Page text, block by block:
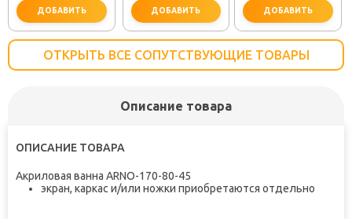
не забудьте купить
ДОБАВИТЬ
не забудьте купить
ДОБАВИТЬ ДОБАВИТЬ
ОТКРЫТЬ ВСЕ СОПУТСТВУЮЩИЕ ТОВАРЫ
Описание товара
ОПИСАНИЕ ТОВАРА
Акриловая ванна ARNO-170-80-45
экран, каркас и/или ножки приобретаются отдельно